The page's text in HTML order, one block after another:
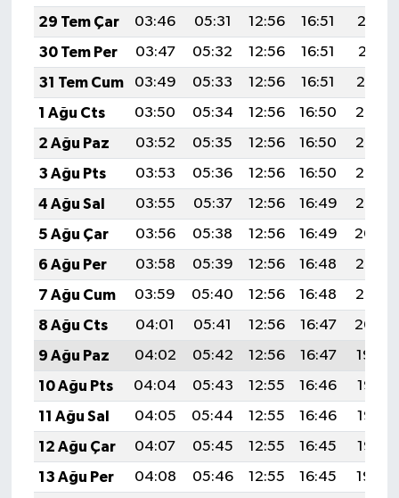
29 Tem Çar
03:46 05:31 12:56 16:51
20:12
30 Tem Per
03:47 05:32 12:56 16:51
20:11
31 Tem Cum
03:49 05:33 12:56 16:51
20:10
1 Ağu Cts
03:50 05:34 12:56 16:50
20:08
2 Ağu Paz
03:52 05:35 12:56 16:50
20:07
3 Ağu Pts
03:53 05:36 12:56 16:50
20:06
4 Ağu Sal
03:55 05:37 12:56 16:49
20:05
5 Ağu Çar
03:56 05:38 12:56 16:49
20:04
6 Ağu Per
03:58 05:39 12:56 16:48
20:03
7 Ağu Cum
03:59 05:40 12:56 16:48
20:02
8 Ağu Cts
04:01 05:41 12:56 16:47
20:00
9 Ağu Paz
04:02 05:42 12:56 16:47
19:59
10 Ağu Pts
04:04 05:43 12:55 16:46
19:58
11 Ağu Sal
04:05 05:44 12:55 16:46
19:57
12 Ağu Çar
04:07 05:45 12:55 16:45
19:55
13 Ağu Per
04:08 05:46 12:55 16:45
19:54